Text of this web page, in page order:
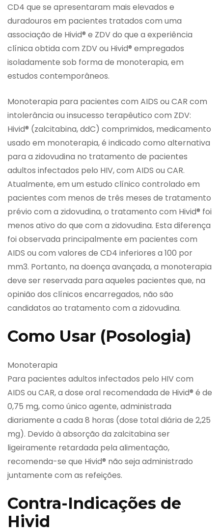
CD4 que se apresentaram mais elevados e
duradouros em pacientes tratados com uma
associação de Hivid® e ZDV do que a experiência
clínica obtida com ZDV ou Hivid® empregados
isoladamente sob forma de monoterapia, em
estudos contemporâneos.
Monoterapia para pacientes com AIDS ou CAR com
intolerância ou insucesso terapêutico com ZDV:
Hivid® (zalcitabina, ddC) comprimidos, medicamento
usado em monoterapia, é indicado como alternativa
para a zidovudina no tratamento de pacientes
adultos infectados pelo HIV, com AIDS ou CAR.
Atualmente, em um estudo clínico controlado em
pacientes com menos de três meses de tratamento
prévio com a zidovudina, o tratamento com Hivid® foi
menos ativo do que com a zidovudina. Esta diferença
foi observada principalmente em pacientes com
AIDS ou com valores de CD4 inferiores a 100 por
mm3. Portanto, na doença avançada, a monoterapia
deve ser reservada para aqueles pacientes que, na
opinião dos clínicos encarregados, não são
candidatos ao tratamento com a zidovudina.
Como Usar (Posologia)
Monoterapia
Para pacientes adultos infectados pelo HIV com
AIDS ou CAR, a dose oral recomendada de Hivid® é de
0,75 mg, como único agente, administrada
diariamente a cada 8 horas (dose total diária de 2,25
mg). Devido à absorção da zalcitabina ser
ligeiramente retardada pela alimentação,
recomenda-se que Hivid® não seja administrado
juntamente com as refeições.
Contra-Indicações de
Hivid